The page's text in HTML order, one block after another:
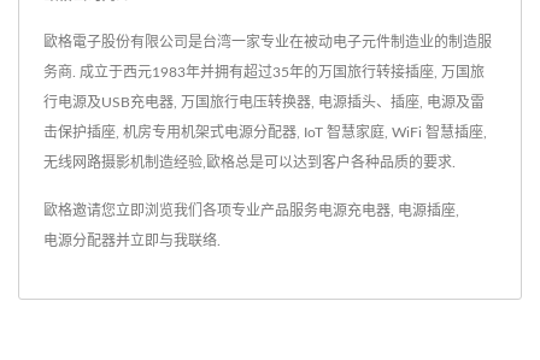
歐格電子股份有限公司是台湾一家专业在被动电子元件制造业的制造服
务商. 成立于西元1983年并拥有超过35年的万国旅行转接插座, 万国旅
行电源及USB充电器, 万国旅行电压转换器, 电源插头、插座, 电源及雷
击保护插座, 机房专用机架式电源分配器, IoT 智慧家庭, WiFi 智慧插座,
无线网路摄影机制造经验,歐格总是可以达到客户各种品质的要求.
歐格邀请您立即浏览我们各项专业产品服务电源充电器 电源插座
电源分配器并立即与我联络